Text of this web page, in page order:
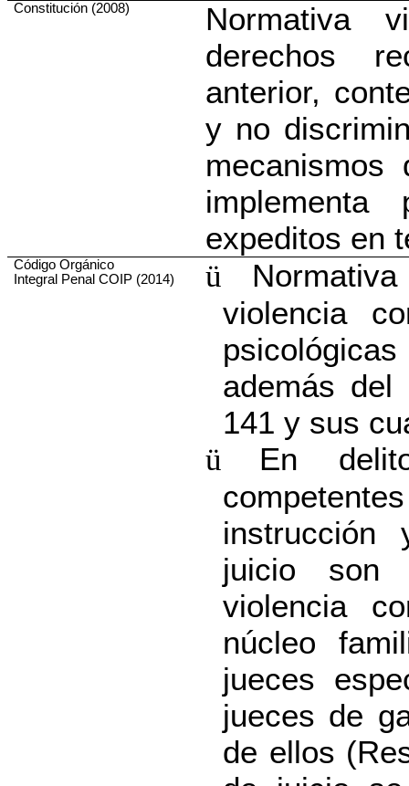
Constitución (2008)
Normativa
derechos
anterior,
y no
implementa
expeditos en
Código Orgánico
Integral Penal COIP (2014)
ü
violencia
además
141 y sus
ü
En
instrucción
juicio son
violencia
núcleo
jueces
jueces de
de ellos